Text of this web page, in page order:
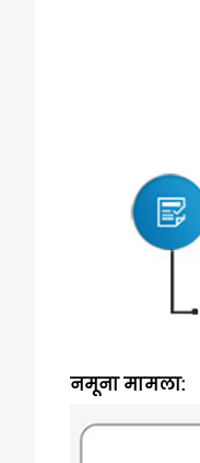
नमूना मामला: